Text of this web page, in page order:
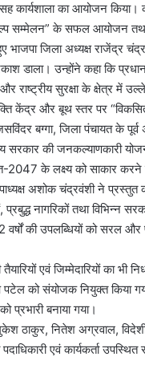
सह कार्यशाला का आयोजन
सम्मेलन” के सफल आयोजन तथा
भाजपा जिला अध्यक्ष राजेंद्र
डाला। उन्होंने कहा कि
राष्ट्रीय सुरक्षा के क्षेत्र में
केंद्र और बूथ स्तर पर
बग्गा, जिला पंचायत के
सरकार की जनकल्याणकारी
2047 के लक्ष्य को साकार करने
अशोक चंद्रवंशी ने
नागरिकों तथा विभिन्न
की उपलब्धियों को सरल और
एवं जिम्मेदारियों का भी
पटेल को संयोजक नियुक्त किया
प्रभारी बनाया गया।
ठाकुर, नितेश अग्रवाल,
एवं कार्यकर्ता उपस्थित